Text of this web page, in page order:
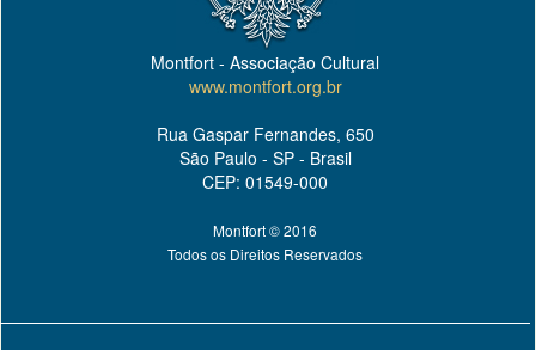
Montfort - Associação Cultural
www.montfort.org.br
Rua Gaspar Fernandes, 650
São Paulo - SP - Brasil
CEP: 01549-000
Montfort © 2016
Todos os Direitos Reservados